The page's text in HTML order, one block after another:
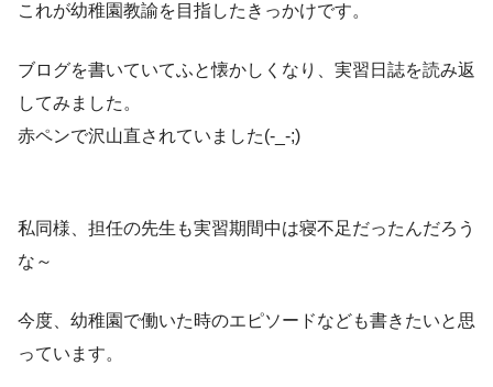
これが幼稚園教諭を目指したきっかけです。
ブログを書いていてふと懐かしくなり、実習日誌を読み返
してみました。
赤ペンで沢山直されていました(-_-;)
私同様、担任の先生も実習期間中は寝不足だったんだろう
な～
今度、幼稚園で働いた時のエピソードなども書きたいと思
っています。